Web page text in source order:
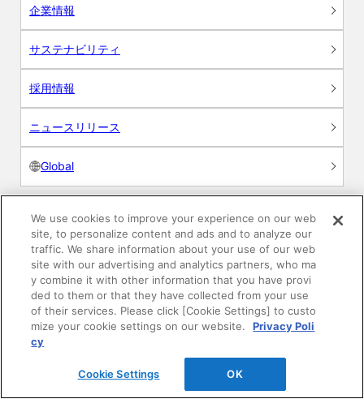
企業情報
サステナビリティ
採用情報
ニュースリリース
Global
製品情報
素材情報
建材製品情報 総合TOP
We use cookies to improve your experience on our web
site, to personalize content and ads and to analyze our
traffic. We share information about your use of our web
site with our advertising and analytics partners, who ma
y combine it with other information that you have provi
ded to them or that they have collected from your use
of their services. Please click [Cookie Settings] to custo
mize your cookie settings on our website.
Privacy Poli
cy
Cookie Settings OK